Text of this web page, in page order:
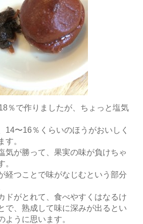
％で作りましたが、ちょっと塩気
14〜16％くらいのほうがおいしく
す。
気が勝って、果実の味が負けちゃ
。
経つことで味がなじむという部分
ドがとれて、食べやすくはなるけ
で、熟成して味に深みが出るとい
ように思います。